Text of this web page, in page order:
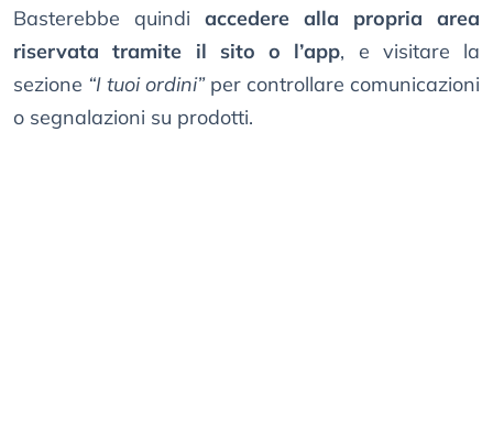
Basterebbe quindi accedere alla propria area
riservata tramite il sito o l’app, e visitare la
sezione “I tuoi ordini”per controllare comunicazioni
o segnalazioni su prodotti.